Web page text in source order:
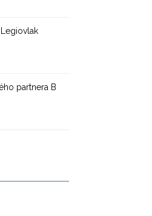
partnera B